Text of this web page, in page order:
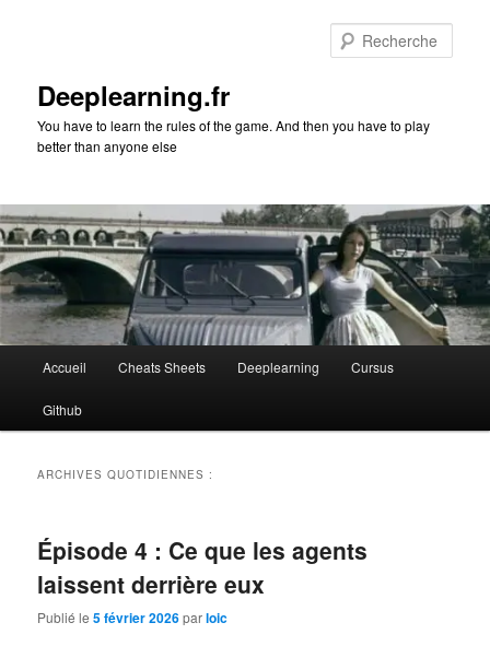
Deeplearning.fr
You have to learn the rules of the game. And then you have to play
better than anyone else
principal
Accueil Cheats Sheets Deeplearning Cursus
Github
ARCHIVES QUOTIDIENNES :
Épisode 4 : Ce que les agents
laissent derrière eux
Publié le5 février 2026parloic